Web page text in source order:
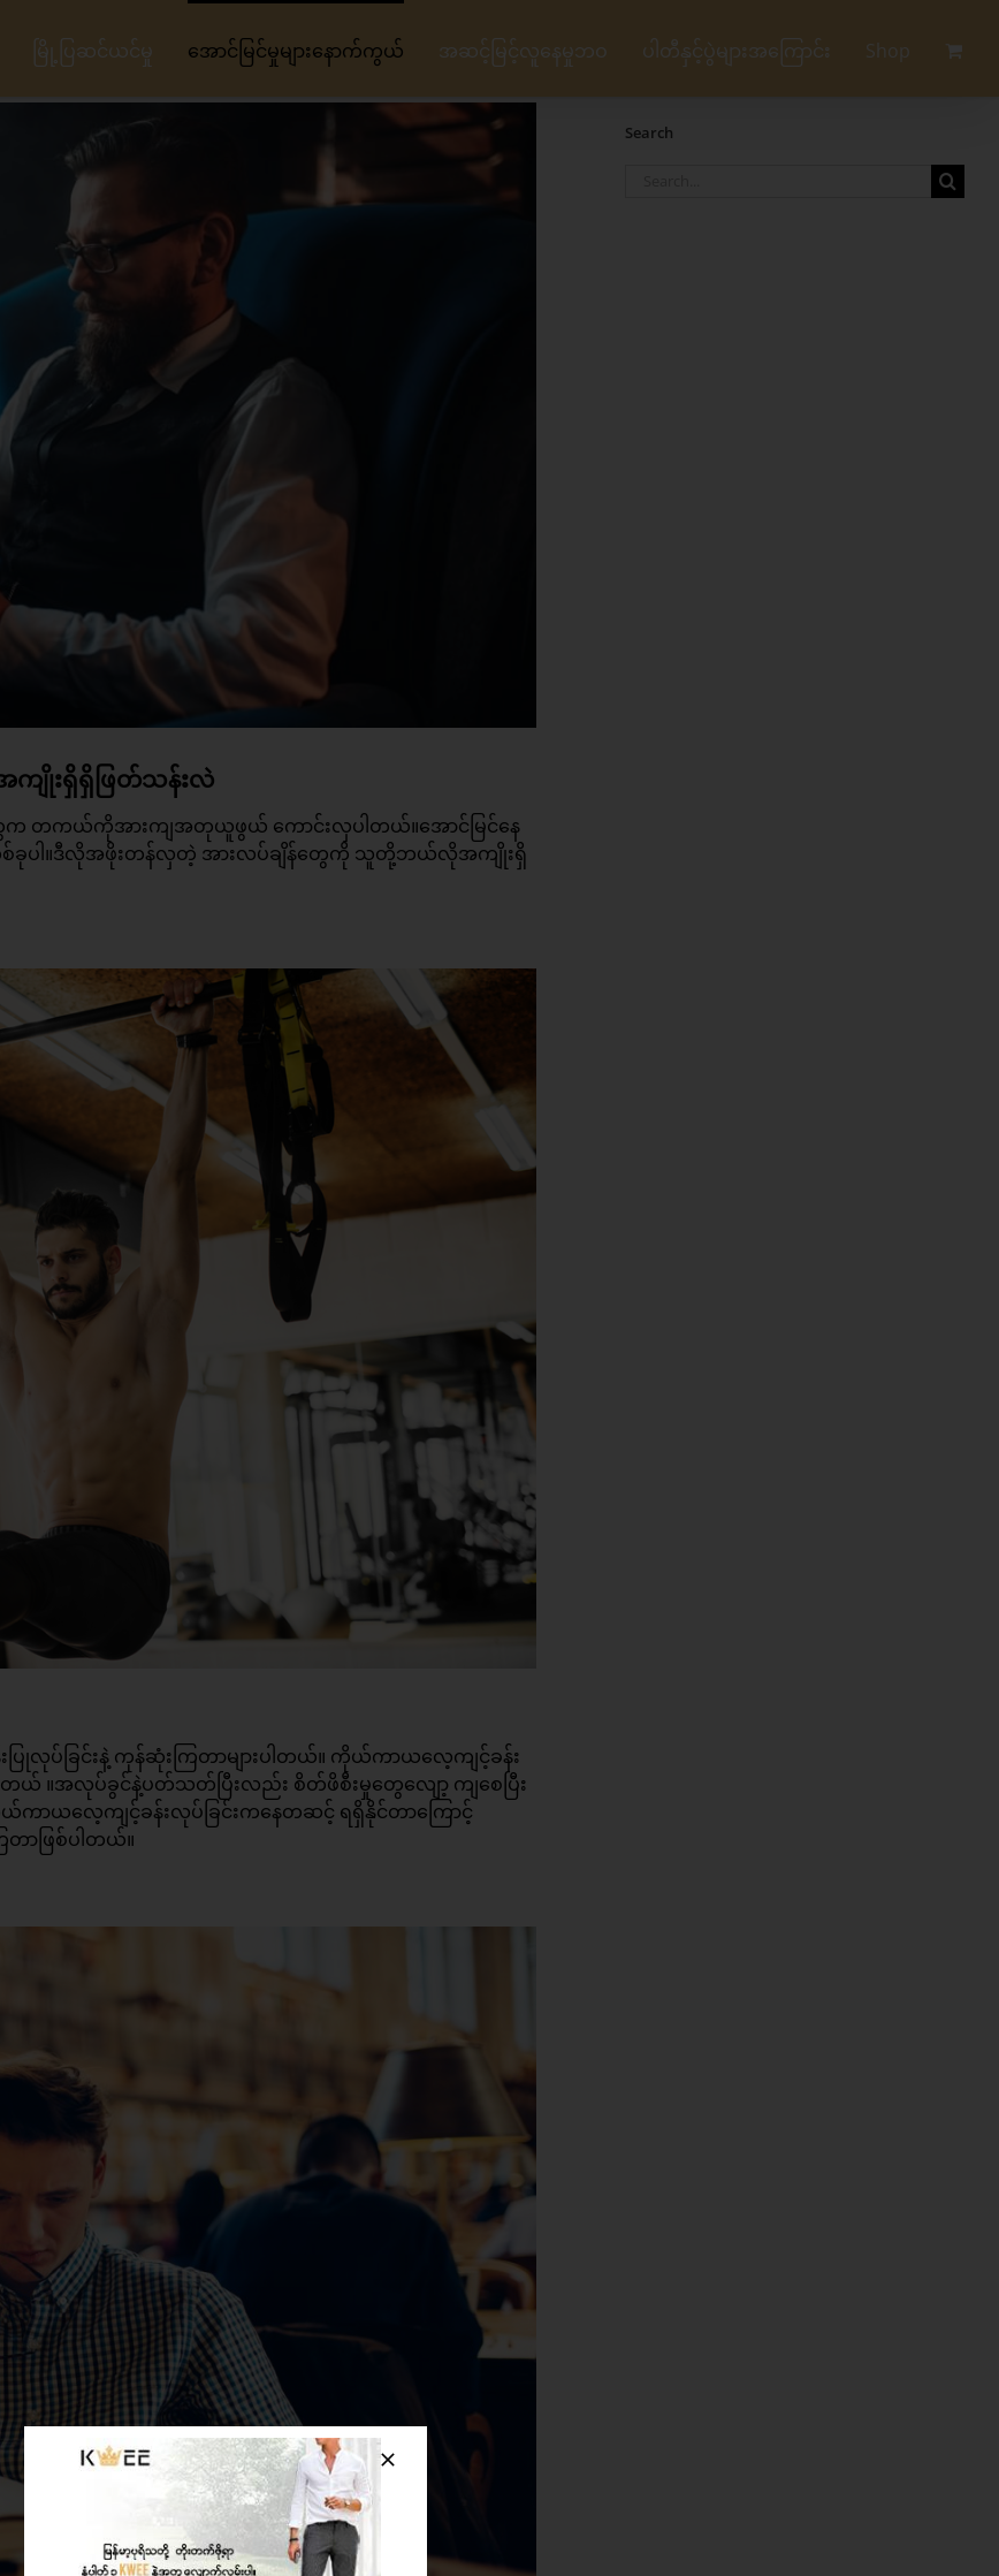
မြို့ပြဆင်ယင်မှု အောင်မြင်မှုများနောက်ကွယ် အဆင့်မြင့်လူနေမှုဘဝ ပါတီနှင့်ပွဲများအကြောင်း Shop
ကျိုးရှိရှိဖြတ်သန်းလဲ
တွေက တကယ်ကိုအားကျအတုယူဖွယ် ကောင်းလှပါတယ်။အောင်မြင်နေ
ပါ။ဒီလိုအဖိုးတန်လှတဲ့ အားလပ်ချိန်တွေကို သူတို့ဘယ်လိုအကျိုးရှိ
လုပ်ခြင်းနဲ့ ကုန်ဆုံးကြတာများပါတယ်။ ကိုယ်ကာယလေ့ကျင့်ခန်း
တယ် ။အလုပ်ခွင်နဲ့ပတ်သတ်ပြီးလည်း စိတ်ဖိစီးမှုတွေလျော့ ကျစေပြီး
ယလေ့ကျင့်ခန်းလုပ်ခြင်းကနေတဆင့် ရရှိနိုင်တာကြောင့်
ာဖြစ်ပါတယ်။
Search